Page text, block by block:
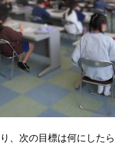
、次の目標は何にした